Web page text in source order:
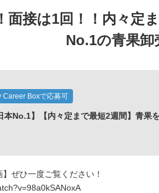
面接は1回！！内々
No.1の青果卸
Career Boxで応募可
本No.1】【内々定まで最短2週間】青果
ぜひ一度ご覧ください！